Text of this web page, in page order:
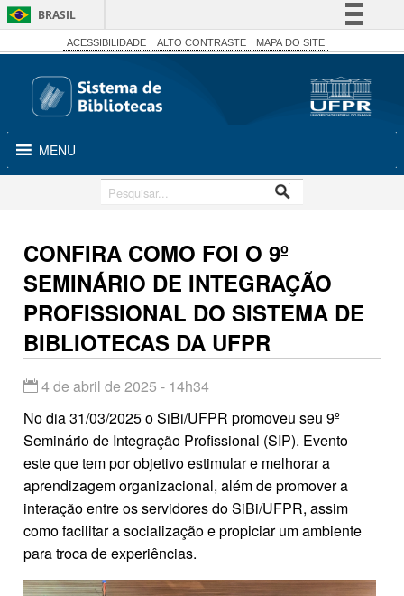
BRASIL
Simplifique!
Canais
ACESSIBILIDADE ALTO CONTRASTE MAPA DO SITE
MENU
CONFIRA COMO FOI O 9º
SEMINÁRIO DE INTEGRAÇÃO
PROFISSIONAL DO SISTEMA DE
BIBLIOTECAS DA UFPR
4 de abril de 2025 - 14h34
No dia 31/03/2025 o SiBi/UFPR promoveu seu 9º
Seminário de Integração Profissional (SIP). Evento
este que tem por objetivo estimular e melhorar a
aprendizagem organizacional, além de promover a
interação entre os servidores do SiBi/UFPR, assim
como facilitar a socialização e propiciar um ambiente
para troca de experiências.